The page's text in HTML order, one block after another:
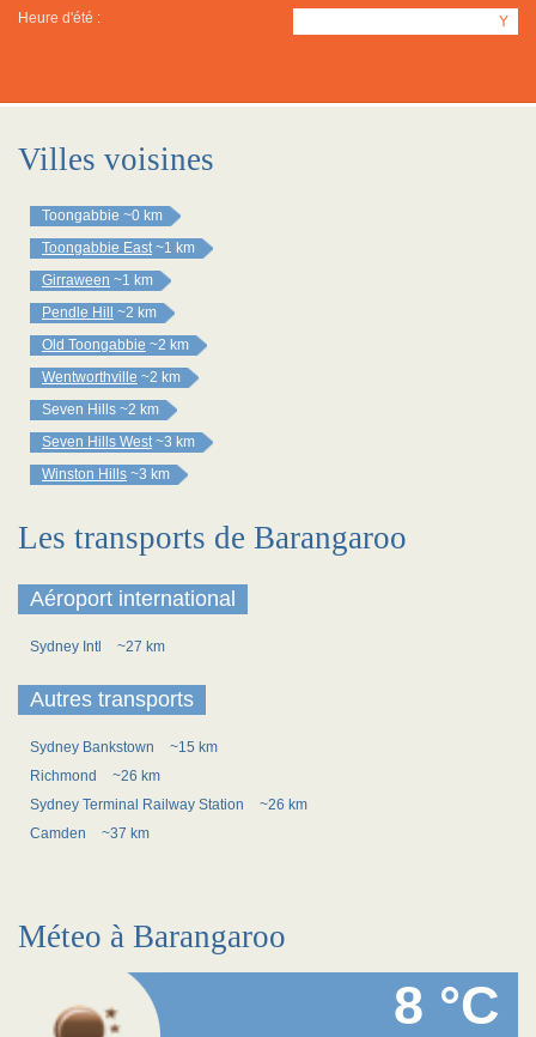
Heure d'été : Y
Villes voisines
Toongabbie ~0 km
Toongabbie East ~1 km
Girraween ~1 km
Pendle Hill
~2 km
Old Toongabbie ~2 km
Wentworthville ~2 km
Seven Hills ~2 km
Seven Hills West ~3 km
Winston Hills ~3 km
Les transports de Barangaroo
Aéroport international
Sydney Intl ~27 km
Autres transports
Sydney Bankstown
~15 km
Richmond
~26 km
Sydney Terminal Railway Station
~26 km
Camden
~37 km
Méteo à Barangaroo
8 °C